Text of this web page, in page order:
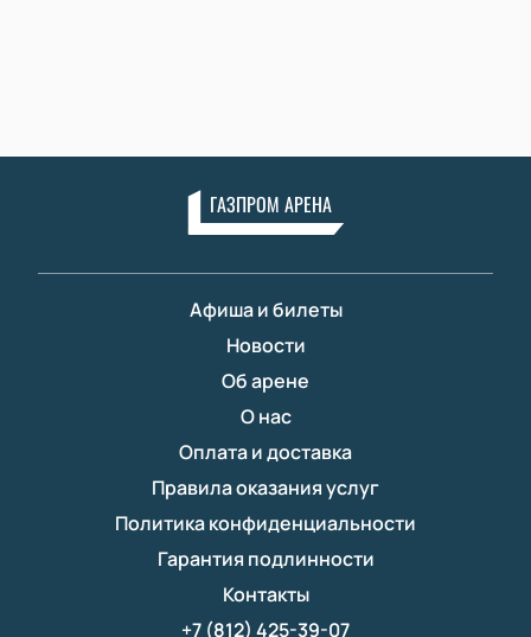
ГАЗПРОМ АРЕНА
Афиша и билеты
Новости
Об арене
О нас
Оплата и доставка
Правила оказания услуг
Политика конфиденциальности
Гарантия подлинности
Контакты
+7 (812) 425-39-07